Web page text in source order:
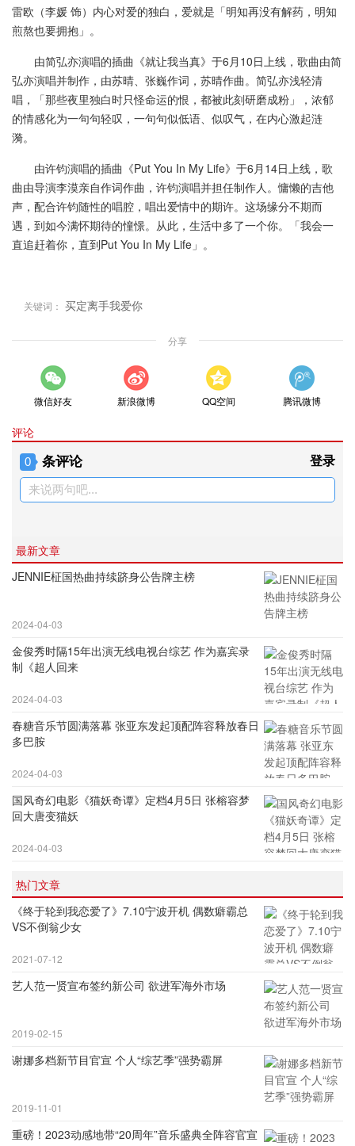
雷欧（李媛 饰）内心对爱的独白，爱就是「明知再没有解药，明知
煎熬也要拥抱」。
由简弘亦演唱的插曲《就让我当真》于6月10日上线，歌曲由简
弘亦演唱并制作，由苏晴、张巍作词，苏晴作曲。简弘亦浅轻清
唱，「那些夜里独白时只怪命运的恨，都被此刻研磨成粉」，浓郁
的情感化为一句句轻叹，一句句似低语、似叹气，在内心激起涟
漪。
由许钧演唱的插曲《Put You In My Life》于6月14日上线，歌
曲由导演李漠亲自作词作曲，许钧演唱并担任制作人。慵懒的吉他
声，配合许钧随性的唱腔，唱出爱情中的期许。这场缘分不期而
遇，到如今满怀期待的憧憬。从此，生活中多了一个你。「我会一
直追赶着你，直到Put You In My Life」。
关键词： 买定离手我爱你
分享
微信好友 新浪微博 QQ空间 腾讯微博
评论
0 条评论 登录
来说两句吧...
最新文章
JENNIE柾国热曲持续跻身公告牌主榜
2024-04-03
金俊秀时隔15年出演无线电视台综艺 作为嘉宾录
制《超人回来
2024-04-03
春糖音乐节圆满落幕 张亚东发起顶配阵容释放春日
多巴胺
2024-04-03
国风奇幻电影《猫妖奇谭》定档4月5日 张榕容梦
回大唐变猫妖
2024-04-03
热门文章
《终于轮到我恋爱了》7.10宁波开机 偶数癖霸总
VS不倒翁少女
2021-07-12
艺人范一贤宣布签约新公司 欲进军海外市场
2019-02-15
谢娜多档新节目官宣 个人“综艺季”强势霸屏
2019-11-01
重磅！2023动感地带“20周年”音乐盛典全阵容官宣